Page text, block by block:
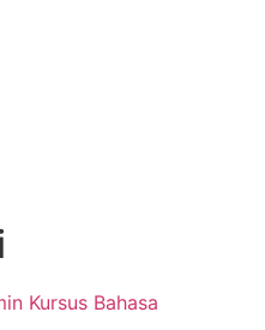
Kursus Bahasa